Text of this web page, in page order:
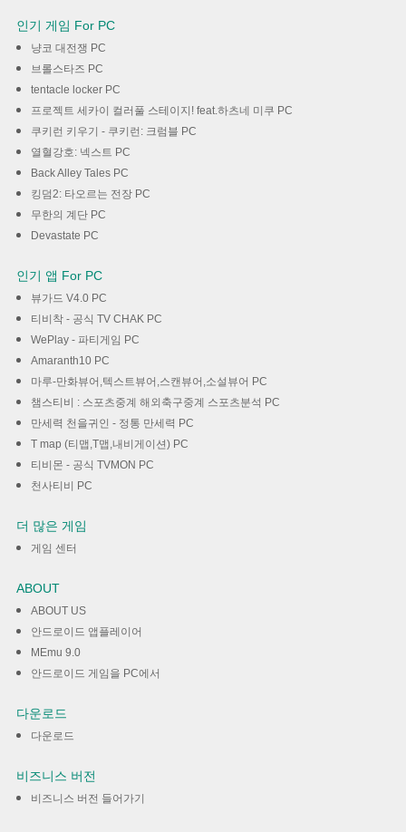
인기 게임 For PC
냥코 대전쟁 PC
브롤스타즈 PC
tentacle locker PC
프로젝트 세카이 컬러풀 스테이지! feat.하츠네 미쿠 PC
쿠키런 키우기 - 쿠키런: 크럼블 PC
열혈강호: 넥스트 PC
Back Alley Tales PC
킹덤2: 타오르는 전장 PC
무한의 계단 PC
Devastate PC
인기 앱 For PC
뷰가드 V4.0 PC
티비착 - 공식 TV CHAK PC
WePlay - 파티게임 PC
Amaranth10 PC
마루-만화뷰어,텍스트뷰어,스캔뷰어,소설뷰어 PC
챔스티비 : 스포츠중계 해외축구중계 스포츠분석 PC
만세력 천을귀인 - 정통 만세력 PC
T map (티맵,T맵,내비게이션) PC
티비몬 - 공식 TVMON PC
천사티비 PC
더 많은 게임
게임 센터
ABOUT
ABOUT US
안드로이드 앱플레이어
MEmu 9.0
안드로이드 게임을 PC에서
다운로드
다운로드
비즈니스 버전
비즈니스 버전 들어가기